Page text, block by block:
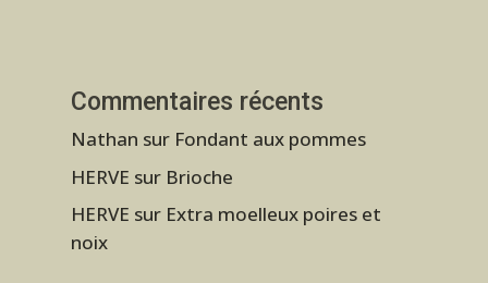
Commentaires récents
Nathan sur Fondant aux pommes
HERVE sur Brioche
HERVE sur Extra moelleux poires et
noix